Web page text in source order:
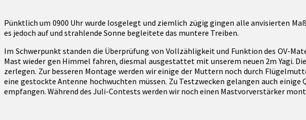
!Pünktlich um 0900 Uhr wurde losgelegt und ziemlich zügig gingen alle anvisierten
es jedoch auf und strahlende Sonne begleitete das muntere Treiben.
Im Schwerpunkt standen die Überprüfung von Vollzähligkeit und Funktion des OV-
Mast wieder gen Himmel fahren, diesmal ausgestattet mit unserem neuen 2m Yagi.
zerlegen. Zur besseren Montage werden wir einige der Muttern noch durch
eine gestockte Antenne hochwuchten müssen. Zu Testzwecken gelangen auch
empfangen. Während des Juli-Contests werden wir noch einen Mastvorverstärker